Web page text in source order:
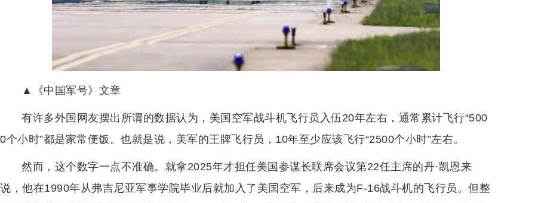
▲《中国军号》文章
有许多外国网友摆出所谓的数据认为，美国空军战斗机飞行员入伍20年左右，通常累计飞行“500
0个小时”都是家常便饭。也就是说，美军的王牌飞行员，10年至少应该飞行“2500个小时”左右。
然而，这个数字一点不准确。就拿2025年才担任美国参谋长联席会议第22任主席的丹·凯恩来
说，他在1990年从弗吉尼亚军事学院毕业后就加入了美国空军，后来成为F-16战斗机的飞行员。但整